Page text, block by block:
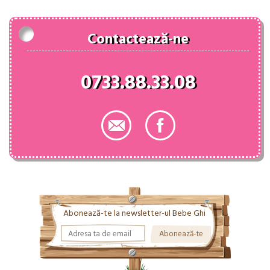
Contactează-ne
0733.88.33.08
Abonează-te la newsletter-ul Bebe Ghi